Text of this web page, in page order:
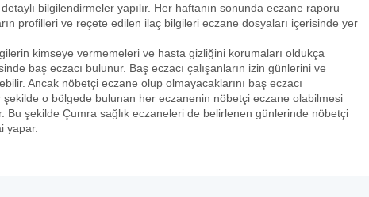
bilgilendirmeler yapılır. Her haftanın sonunda eczane raporu
profilleri ve reçete edilen ilaç bilgileri eczane dosyaları içerisinde yer
kimseye vermemeleri ve hasta gizliğini korumaları oldukça
baş eczacı bulunur. Baş eczacı çalışanların izin günlerini ve
Ancak nöbetçi eczane olup olmayacaklarını baş eczacı
o bölgede bulunan her eczanenin nöbetçi eczane olabilmesi
Bu şekilde Çumra sağlık eczaneleri de belirlenen günlerinde nöbetçi
yapar.